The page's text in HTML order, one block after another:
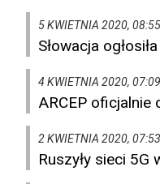
5 KWIETNIA 2020, 08:55
Słowacja
4 KWIETNIA 2020, 07:09
ARCEP oficjalnie
2 KWIETNIA 2020, 07:53
Ruszyły sieci 5G